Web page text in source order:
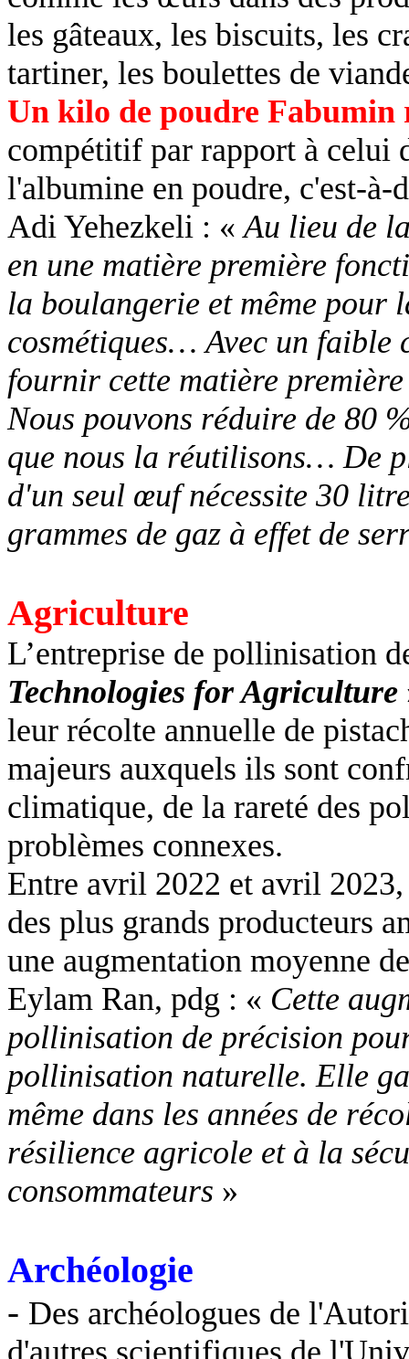
les gâteaux, les biscuits, les
tartiner, les boulettes de
Un kilo de poudre Fabumin
compétitif par rapport à celui
l'albumine en poudre, c'est-
Adi Yehezkeli : «Au lieu de
en une matière première
la boulangerie et même pour
cosmétiques… Avec un faible
fournir cette matière
Nous pouvons réduire de 80
que nous la réutilisons… De
d'un seul œuf nécessite 30
grammes de gaz à effet de
Agriculture
L’entreprise de pollinisation
Technologies for Agriculture
leur récolte annuelle de
majeurs auxquels ils sont
climatique, de la rareté des
problèmes connexes.
Entre avril 2022 et avril
des plus grands producteurs
une augmentation moyenne
Eylam Ran, pdg : « Cette
pollinisation de précision
pollinisation naturelle. Elle
même dans les années de
résilience agricole et à la
consommateurs »
Archéologie
- Des archéologues de
d'autres scientifiques de